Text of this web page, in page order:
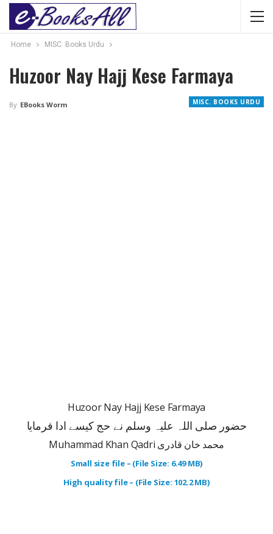
Home MISC. Books Urdu
Huzoor Nay Hajj Kese Farmaya
MISC. BOOKS URDU
By EBooks Worm
Huzoor Nay Hajj Kese Farmaya
حضور صلی اللہ علیہ وسلم نے حج کیسے ادا فرمایا
Muhammad Khan Qadri محمد خان قادری
Small size file – (File Size: 6.49 MB)
High quality file – (File Size: 102.2 MB)